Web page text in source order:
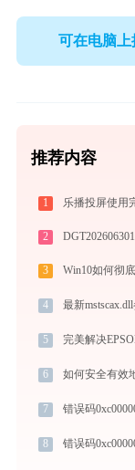
可在电脑上
推荐内容
1
2
3
4 最新
5
6 如何安全有效
7 错误码
8 错误码